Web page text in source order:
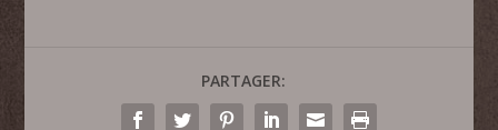
PARTAGER: